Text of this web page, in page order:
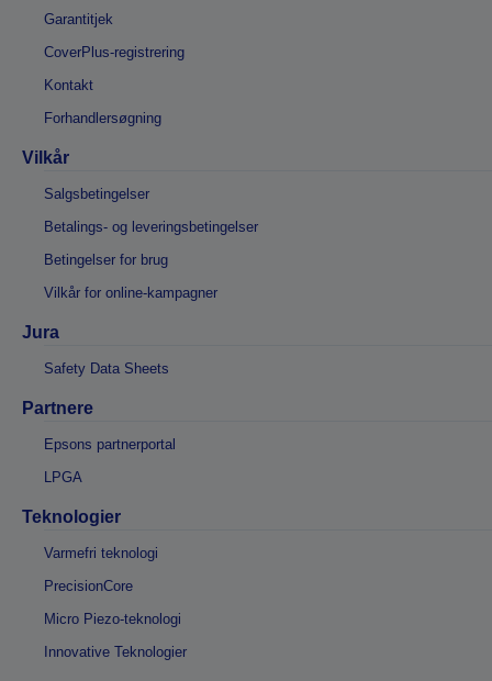
Garantitjek
CoverPlus-registrering
Kontakt
Forhandlersøgning
Vilkår
Salgsbetingelser
Betalings- og leveringsbetingelser
Betingelser for brug
Vilkår for online-kampagner
Jura
Safety Data Sheets
Partnere
Epsons partnerportal
LPGA
Teknologier
Varmefri teknologi
PrecisionCore
Micro Piezo-teknologi
Innovative Teknologier